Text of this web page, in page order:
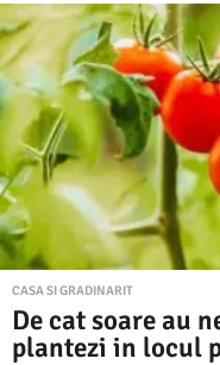
CASA SI GRADINARIT
De cat soare au
plantezi in locul